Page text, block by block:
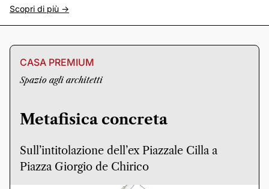
Scopri di più ->
CASA PREMIUM
Spazio agli architetti
Metafisica concreta
Sull’intitolazione dell’ex Piazzale Cilla a
Piazza Giorgio de Chirico